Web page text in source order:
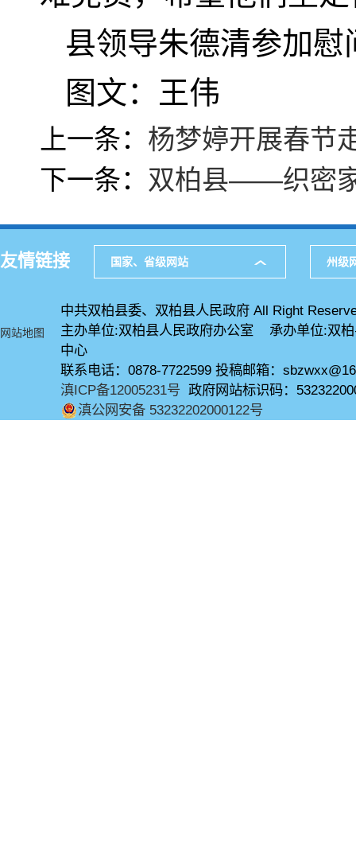
县领导朱德清参加慰
图文：王伟
上一条： 杨梦婷开展春节
下一条： 双柏县——织密
友情链接 国家、省级网站 州级
网站地图
中共双柏县委、双柏县人民政府 All Right
主办单位:双柏县人民政府办公室 承办单位:双
中心
联系电话：0878-7722599 投稿邮箱：
滇ICP备12005231号 政府网站标识码：
滇公网安备 53232202000122号